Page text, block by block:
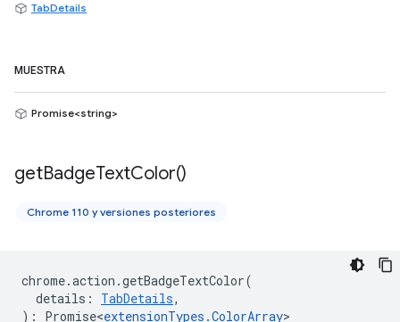
TabDetails
MUESTRA
Promise<string>
getBadgeTextColor()
Chrome 110 y versiones posteriores
chrome.action .getBadgeTextColor(
details : TabDetails,
) : Promise<extensionTypes .ColorArray>